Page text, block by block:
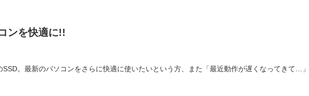
ンを快適に!!
SSD。最新のパソコンをさらに快適に使いたいという方、また「最近動作が遅くなってきて…